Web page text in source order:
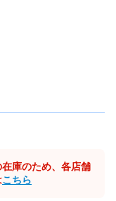
庫のため、各店舗
こちら